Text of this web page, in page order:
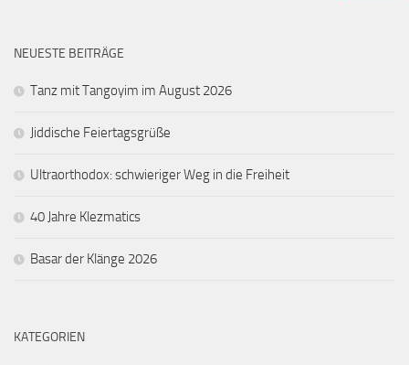
NEUESTE BEITRÄGE
Tanz mit Tangoyim im August 2026
Jiddische Feiertagsgrüße
Ultraorthodox: schwieriger Weg in die Freiheit
40 Jahre Klezmatics
Basar der Klänge 2026
KATEGORIEN